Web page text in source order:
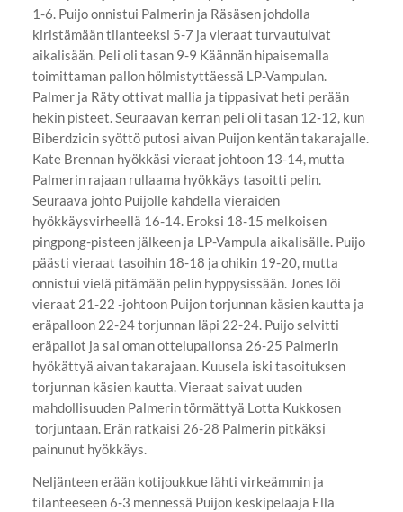
1-6. Puijo onnistui Palmerin ja Räsäsen johdolla
kiristämään tilanteeksi 5-7 ja vieraat turvautuivat
aikalisään. Peli oli tasan 9-9 Käännän hipaisemalla
toimittaman pallon hölmistyttäessä LP-Vampulan.
Palmer ja Räty ottivat mallia ja tippasivat heti perään
hekin pisteet. Seuraavan kerran peli oli tasan 12-12, kun
Biberdzicin syöttö putosi aivan Puijon kentän takarajalle.
Kate Brennan hyökkäsi vieraat johtoon 13-14, mutta
Palmerin rajaan rullaama hyökkäys tasoitti pelin.
Seuraava johto Puijolle kahdella vieraiden
hyökkäysvirheellä 16-14. Eroksi 18-15 melkoisen
pingpong-pisteen jälkeen ja LP-Vampula aikalisälle. Puijo
päästi vieraat tasoihin 18-18 ja ohikin 19-20, mutta
onnistui vielä pitämään pelin hyppysissään. Jones löi
vieraat 21-22 -johtoon Puijon torjunnan käsien kautta ja
eräpalloon 22-24 torjunnan läpi 22-24. Puijo selvitti
eräpallot ja sai oman ottelupallonsa 26-25 Palmerin
hyökättyä aivan takarajaan. Kuusela iski tasoituksen
torjunnan käsien kautta. Vieraat saivat uuden
mahdollisuuden Palmerin törmättyä Lotta Kukkosen
torjuntaan. Erän ratkaisi 26-28 Palmerin pitkäksi
painunut hyökkäys.
Neljänteen erään kotijoukkue lähti virkeämmin ja
tilanteeseen 6-3 mennessä Puijon keskipelaaja Ella